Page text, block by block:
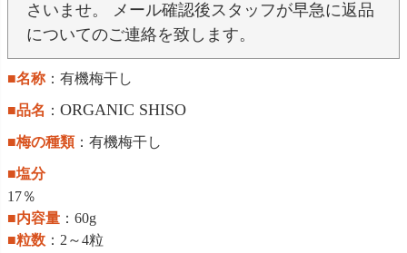
さいませ。 メール確認後スタッフが早急に返品
についてのご連絡を致します。
■名称：有機梅干し
■品名 ： ORGANIC SHISO
■梅の種類：有機梅干し
■塩分
17％
■内容量 ：60g
■粒数 ：2～4粒